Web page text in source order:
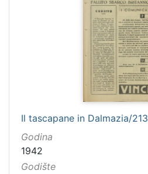
Il tascapane in Dalmazia/213
Godina
1942
Godište